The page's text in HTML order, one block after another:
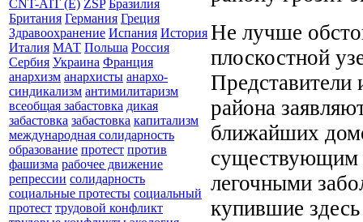
CNT-AIT (E) ZSP Бразилия
Британия Германия Греция
Здравоохранение Испания История
Италия МАТ Польша Россия
Сербия Украина Франция
анархизм анархисты анархо-
синдикализм антимилитаризм
всеобщая забастовка дикая
забастовка забастовка капитализм
международная солидарность
образование протест против
фашизма рабочее движение
репрессии солидарность
социальные протесты социальный
протест трудовой конфликт
Не лучше
плоскостной
Представители
района
ближайших
существующим
легочными
купившие